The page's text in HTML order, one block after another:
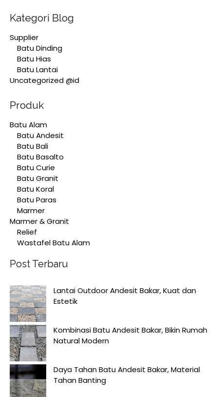
Kategori Blog
Supplier
Batu Dinding
Batu Hias
Batu Lantai
Uncategorized @id
Produk
Batu Alam
Batu Andesit
Batu Bali
Batu Basalto
Batu Curie
Batu Granit
Batu Koral
Batu Paras
Marmer
Marmer & Granit
Relief
Wastafel Batu Alam
Post Terbaru
Lantai Outdoor Andesit Bakar, Kuat dan
Estetik
Kombinasi Batu Andesit Bakar, Bikin Rumah
Natural Modern
Daya Tahan Batu Andesit Bakar, Material
Tahan Banting